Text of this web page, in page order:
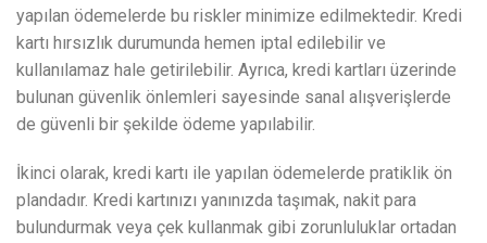
yapılan ödemelerde bu riskler minimize edilmektedir. Kredi
kartı hırsızlık durumunda hemen iptal edilebilir ve
kullanılamaz hale getirilebilir. Ayrıca, kredi kartları üzerinde
bulunan güvenlik önlemleri sayesinde sanal alışverişlerde
de güvenli bir şekilde ödeme yapılabilir.
İkinci olarak, kredi kartı ile yapılan ödemelerde pratiklik ön
plandadır. Kredi kartınızı yanınızda taşımak, nakit para
bulundurmak veya çek kullanmak gibi zorunluluklar ortadan